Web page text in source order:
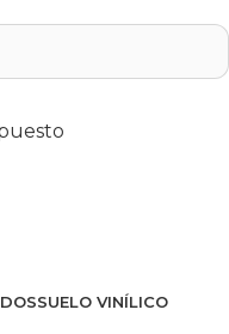
SUELO VINÍLICO